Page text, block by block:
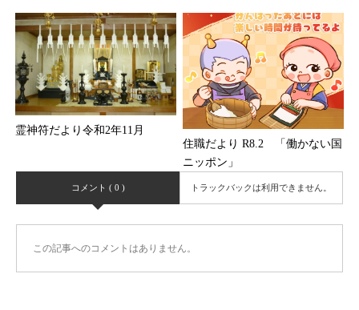
霊神符だより令和2年11月
住職だより R8.2 「働かない国
ニッポン」
コメント ( 0 ) トラックバックは利用できません。
この記事へのコメントはありません。